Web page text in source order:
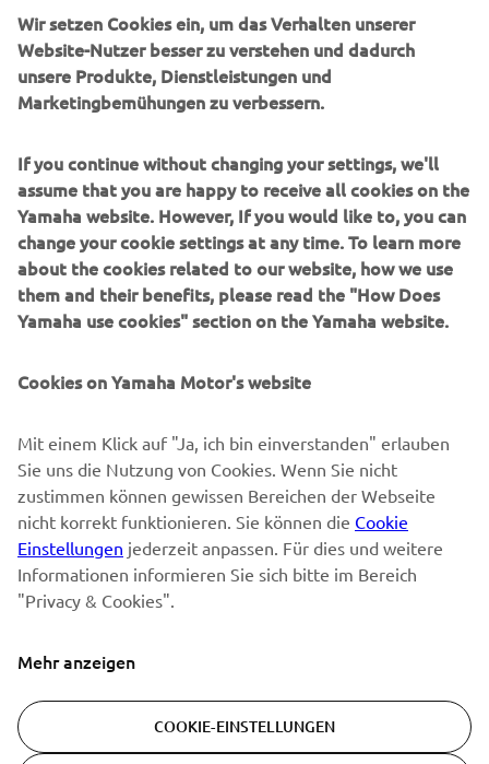
UNTERNEHMEN
B2B
MEHR YAMAHA
SUPPORT
NEWSLETTER
Sonderveranstaltungen, Neuerscheinungen und vielem mehr.
ABONNIEREN
Lesen Sie unsere Datenschutzrichtlinie, um zu erfahren, wie wir
Ihre persönlichen Daten verarbeiten: Datenschutzerklärung
Wir setzen Cookies ein, um das Verhalten unserer
Website-Nutzer besser zu verstehen und dadurch
unsere Produkte, Dienstleistungen und
Marketingbemühungen zu verbessern.
If you continue without changing your settings, we'll
assume that you are happy to receive all cookies on the
Yamaha website. However, If you would like to, you can
change your cookie settings at any time. To learn more
about the cookies related to our website, how we use
them and their benefits, please read the "How Does
Yamaha use cookies" section on the Yamaha website.
Cookies on Yamaha Motor's website
Mit einem Klick auf "Ja, ich bin einverstanden" erlauben
Sie uns die Nutzung von Cookies. Wenn Sie nicht
zustimmen können gewissen Bereichen der Webseite
nicht korrekt funktionieren. Sie können die Cookie
Einstellungen jederzeit anpassen. Für dies und weitere
Informationen informieren Sie sich bitte im Bereich
"Privacy & Cookies".
Mehr anzeigen
COOKIE-EINSTELLUNGEN